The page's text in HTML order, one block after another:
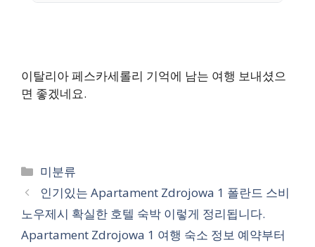
이탈리아 페스카세롤리 기억에 남는 여행 보내셨으
면 좋겠네요.
카
테
리
미분류
인기있는 Apartament Zdrojowa 1 폴란드 스비
노우제시 확실한 호텔 숙박 이렇게 정리됩니다.
Apartament Zdrojowa 1 여행 숙소 정보 예약부터